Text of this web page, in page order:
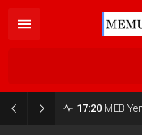
17:20 MEB